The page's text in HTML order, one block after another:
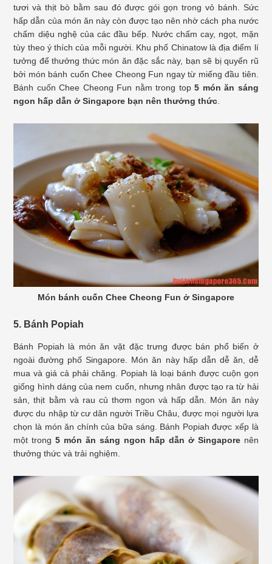
tươi và thịt bò bằm sau đó được gói gọn trong vỏ bánh. Sức
hấp dẫn của món ăn này còn được tạo nên nhờ cách pha nước
chấm diệu nghệ của các đầu bếp. Nước chấm cay, ngọt, mặn
tùy theo ý thích của mỗi người. Khu phố Chinatow là địa điểm lí
tưởng để thưởng thức món ăn đặc sắc này, bạn sẽ bị quyến rũ
bởi món bánh cuốn Chee Cheong Fun ngay từ miếng đầu tiên.
Bánh cuốn Chee Cheong Fun nằm trong top5 món ăn sáng
ngon hấp dẫn ở Singapore bạn nên thưởng thức.
Món bánh cuốn Chee Cheong Fun ở Singapore
5. Bánh Popiah
Bánh Popiah là món ăn vặt đặc trưng được bán phổ biến ở
ngoài đường phố Singapore. Món ăn này hấp dẫn dễ ăn, dễ
mua và giá cả phải chăng. Popiah là loại bánh được cuộn gọn
giống hình dáng của nem cuốn, nhưng nhân được tạo ra từ hải
sản, thịt bằm và rau củ thơm ngon và hấp dẫn. Món ăn này
được du nhập từ cư dân người Triều Châu, được mọi người lựa
chọn là món ăn chính của bữa sáng. Bánh Popiah được xếp là
một trong5 món ăn sáng ngon hấp dẫn ở Singaporenên
thưởng thức và trải nghiệm.